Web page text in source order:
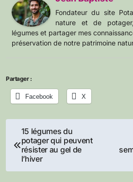
Fondateur du site
nature et de
légumes et partager mes
préservation de notre patrimoine
Partager :
Facebook X
Navigation
de
l’article
15 légumes du
potager qui peuvent
résister au gel de
l’hiver